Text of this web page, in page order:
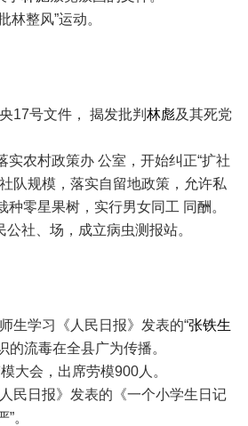
林整风”运动。
17号文件， 揭发批判 林彪及其死党
实农村政策办 公室，开始纠正“扩社
队规模，落实自留地政策，允许私
种零星果树，实行男女同工 同酬。
社、场，成立病虫测报站。
生学习《人民日报》发表的“张铁生
的流毒在全县广为传播。
大会，出席劳模900人。
民日报》发表的《一个小学生日记
。